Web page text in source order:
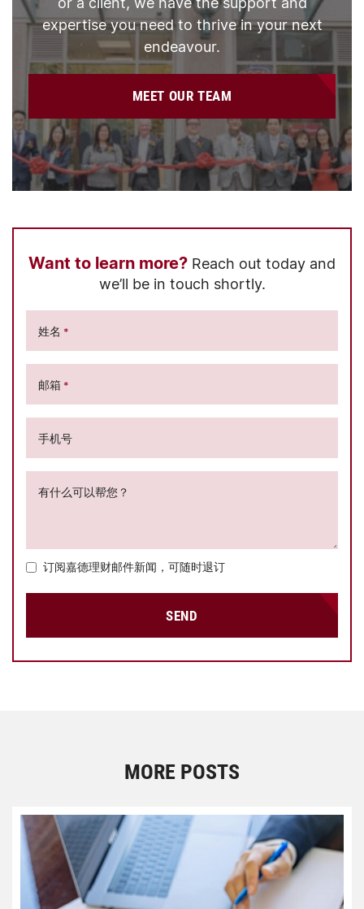
expertise you need to thrive in your next
endeavour.
MEET OUR TEAM
Want to learn more? Reach out today and
we’ll be in touch shortly.
姓名 *
邮箱 *
手机号
有什么可以帮您？
订阅嘉德理财邮件新闻，可随时退订
SEND
MORE POSTS